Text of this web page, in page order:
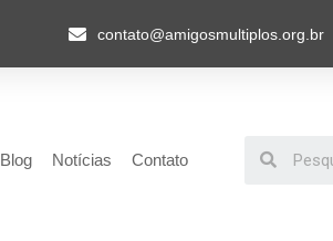
contato@amigosmultiplos.org.br
Blog Notícias Contato